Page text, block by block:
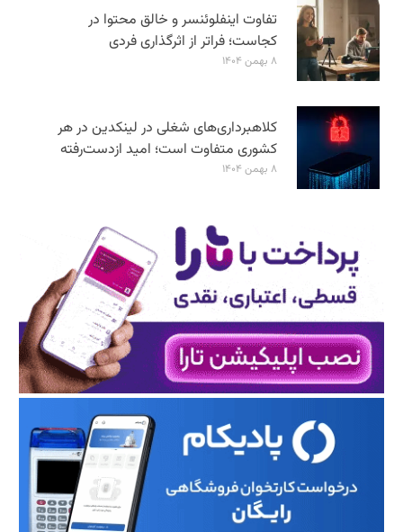
تفاوت اینفلوئنسر و خالق محتوا در
کجاست؛ فراتر از اثرگذاری فردی
۸ بهمن ۱۴۰۴
کلاهبرداری‌های شغلی در لینکدین در هر
کشوری متفاوت است؛ امید ازدست‌رفته
۸ بهمن ۱۴۰۴